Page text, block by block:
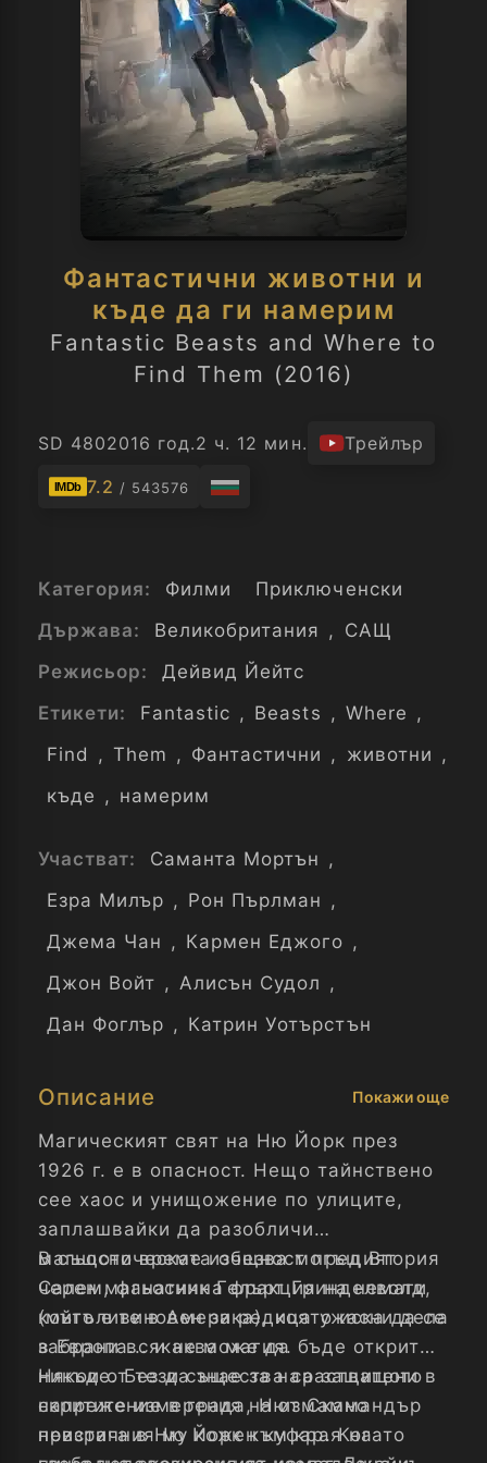
Фантастични животни и
къде да ги намерим
Fantastic Beasts and Where to
Find Them (2016)
SD 4802016 год.2 ч. 12 мин. Трейлър
IMDb 7.2 / 543576
Категория: Филми
Приключенски
Държава:
Великобритания , САЩ
Режисьор:
Дейвид Йейтс
Етикети:
Fantastic , Beasts , Where ,
Find , Them , Фантастични , животни ,
къде , намерим
Участват: Саманта Мортън ,
Езра Милър , Рон Пърлман ,
Джема Чан , Кармен Еджого ,
Джон Войт , Алисън Судол ,
Дан Фоглър , Катрин Уотърстън
Описание Покажи още
Магическият свят на Ню Йорк през
1926 г. е в опасност. Нещо тайнствено
сее хаос и унищожение по улиците,
заплашвайки да разобличи
магьосническата общност пред Втория
Салем, фанатична фракция на немаги
(мъгълите в Америка), която иска да се
забрани всякаква магия.
В същото време изчезва могъщият
черен магьосник Гелърт Гринделволд,
който е виновен за редица ужасни дела
в Европа... и не може да бъде открит
никъде. Без да знае за нарастващото
напрежение в града, Нют Скамандър
пристига в Ню Йорк към края на
Някои от тези същества са защитени в
скритите измерения на измамно
невзрачния му кожен куфар. Когато